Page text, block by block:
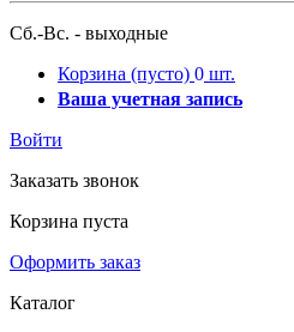
Сб.-Вс. - выходные
Корзина (пусто) 0 шт.
Ваша учетная запись
Войти
Заказать звонок
Корзина пуста
Оформить заказ
Каталог